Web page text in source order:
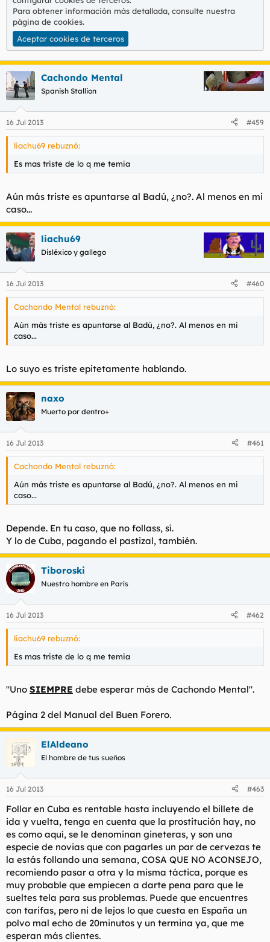
Para obtener información más detallada, consulte nuestra
página de cookies.
Aceptar cookies de terceros
Cachondo Mental
Spanish Stallion
16 Jul 2013 #459
liachu69 rebuznó:
Es mas triste de lo q me temia
Aún más triste es apuntarse al Badú, ¿no?. Al menos en mi
caso...
liachu69
Disléxico y gallego
16 Jul 2013 #460
Cachondo Mental rebuznó:
Aún más triste es apuntarse al Badú, ¿no?. Al menos en mi
caso...
Lo suyo es triste epitetamente hablando.
naxo
Muerto por dentro+
16 Jul 2013 #461
Cachondo Mental rebuznó:
Aún más triste es apuntarse al Badú, ¿no?. Al menos en mi
caso...
Depende. En tu caso, que no follass, sí.
Y lo de Cuba, pagando el pastizal, también.
Tiboroski
Nuestro hombre en París
16 Jul 2013 #462
liachu69 rebuznó:
Es mas triste de lo q me temia
"Uno SIEMPRE debe esperar más de Cachondo Mental".
Página 2 del Manual del Buen Forero.
ElAldeano
El hombre de tus sueños
16 Jul 2013 #463
Follar en Cuba es rentable hasta incluyendo el billete de
ida y vuelta, tenga en cuenta que la prostitución hay, no
es como aquí, se le denominan gineteras, y son una
especie de novias que con pagarles un par de cervezas te
la estás follando una semana, COSA QUE NO ACONSEJO,
recomiendo pasar a otra y la misma táctica, porque es
muy probable que empiecen a darte pena para que le
sueltes tela para sus problemas. Puede que encuentres
con tarifas, pero ni de lejos lo que cuesta en España un
polvo mal echo de 20minutos y un termina ya, que me
esperan más clientes.